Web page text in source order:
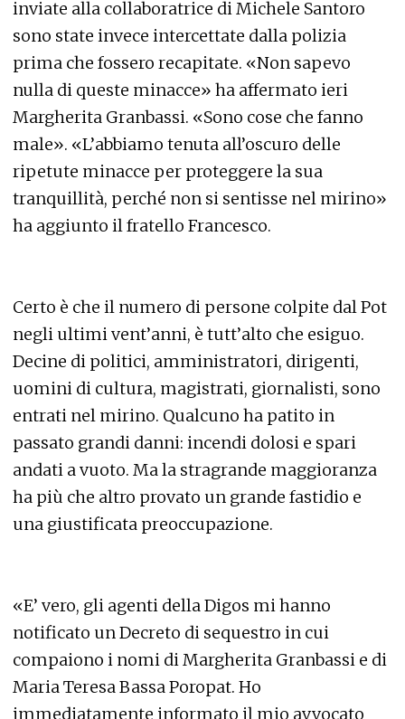
inviate alla collaboratrice di Michele Santoro
sono state invece intercettate dalla polizia
prima che fossero recapitate. «Non sapevo
nulla di queste minacce» ha affermato ieri
Margherita Granbassi. «Sono cose che fanno
male». «L’abbiamo tenuta all’oscuro delle
ripetute minacce per proteggere la sua
tranquillità, perché non si sentisse nel mirino»
ha aggiunto il fratello Francesco.
Certo è che il numero di persone colpite dal Pot
negli ultimi vent’anni, è tutt’alto che esiguo.
Decine di politici, amministratori, dirigenti,
uomini di cultura, magistrati, giornalisti, sono
entrati nel mirino. Qualcuno ha patito in
passato grandi danni: incendi dolosi e spari
andati a vuoto. Ma la stragrande maggioranza
ha più che altro provato un grande fastidio e
una giustificata preoccupazione.
«E’ vero, gli agenti della Digos mi hanno
notificato un Decreto di sequestro in cui
compaiono i nomi di Margherita Granbassi e di
Maria Teresa Bassa Poropat. Ho
immediatamente informato il mio avvocato